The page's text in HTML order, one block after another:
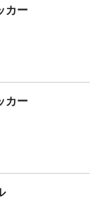
カー
カー